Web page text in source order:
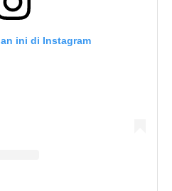
ini di Instagram